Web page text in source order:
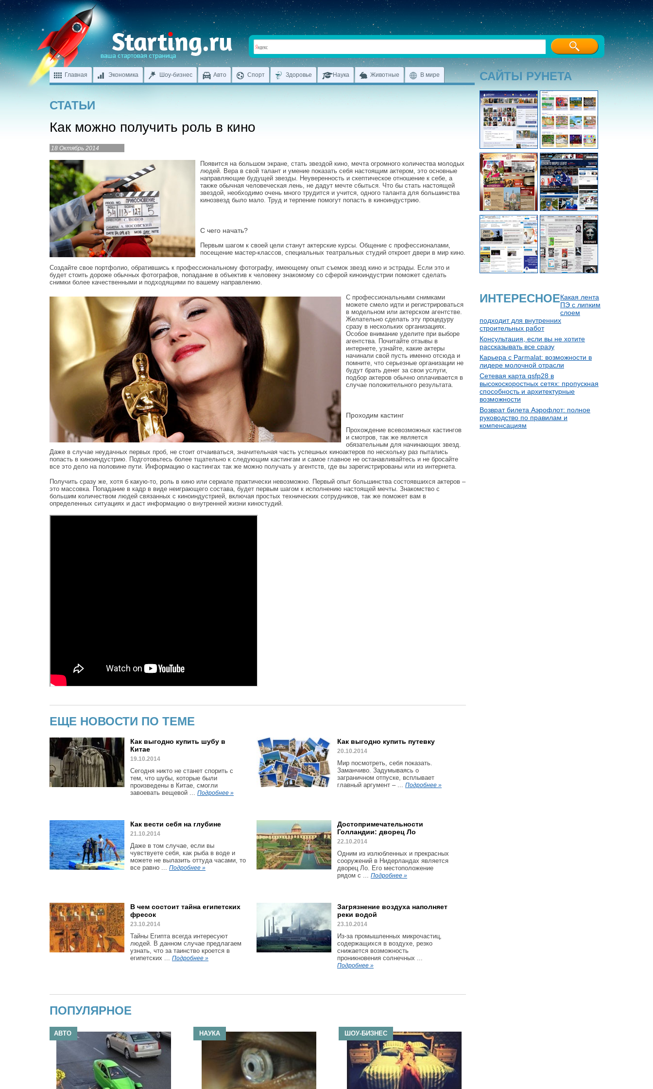
Главная Экономика Шоу-бизнес Авто Спорт Здоровье Наука Животные В мире
СТАТЬИ
Как можно получить роль в кино
18 Октябрь 2014
Появится на большом экране, стать звездой кино, мечта огромного количества молодых
людей. Вера в свой талант и умение показать себя настоящим актером, это основные
направляющие будущей звезды. Неуверенность и скептическое отношение к себе, а
также обычная человеческая лень, не дадут мечте сбыться. Что бы стать настоящей
звездой, необходимо очень много трудится и учится, одного таланта для большинства
кинозвезд было мало. Труд и терпение помогут попасть в киноиндустрию.
С чего начать?
Первым шагом к своей цели станут актерские курсы. Общение с профессионалами,
посещение мастер-классов, специальных театральных студий откроет двери в мир кино.
Создайте свое портфолио, обратившись к профессиональному фотографу, имеющему опыт съемок звезд кино и эстрады. Если это и
будет стоить дороже обычных фотографов, попадание в объектив к человеку знакомому со сферой киноиндустрии поможет сделать
снимки более качественными и подходящими по вашему направлению.
С профессиональными снимками
можете смело идти и регистрироваться
в модельном или актерском агентстве.
Желательно сделать эту процедуру
сразу в нескольких организациях.
Особое внимание уделите при выборе
агентства. Почитайте отзывы в
интернете, узнайте, какие актеры
начинали свой пусть именно отсюда и
помните, что серьезные организации не
будут брать денег за свои услуги,
подбор актеров обычно оплачивается в
случае положительного результата.
Проходим кастинг
Прохождение всевозможных кастингов
и смотров, так же является
обязательным для начинающих звезд.
Даже в случае неудачных первых проб, не стоит отчаиваться, значительная часть успешных киноактеров по нескольку раз пытались
попасть в киноиндустрию. Подготовьтесь более тщательно к следующим кастингам и самое главное не останавливайтесь и не бросайте
все это дело на половине пути. Информацию о кастингах так же можно получать у агентств, где вы зарегистрированы или из интернета.
Получить сразу же, хотя б какую-то, роль в кино или сериале практически невозможно. Первый опыт большинства состоявшихся актеров –
это массовка. Попадание в кадр в виде неиграющего состава, будет первым шагом к исполнению настоящей мечты. Знакомство с
большим количеством людей связанных с киноиндустрией, включая простых технических сотрудников, так же поможет вам в
определенных ситуациях и даст информацию о внутренней жизни киностудий.
ЕЩЕ НОВОСТИ ПО ТЕМЕ
Как выгодно купить шубу в
Китае
19.10.2014
Сегодня никто не станет спорить с
тем, что шубы, которые были
произведены в Китае, смогли
завоевать вещевой ... Подробнее »
Как выгодно купить путевку
20.10.2014
Мир посмотреть, себя показать.
Заманчиво. Задумываясь о
заграничном отпуске, всплывает
главный аргумент – ... Подробнее »
Как вести себя на глубине
21.10.2014
Даже в том случае, если вы
чувствуете себя, как рыба в воде и
можете не вылазить оттуда часами, то
все равно ... Подробнее »
Достопримечательности
Голландии: дворец Ло
22.10.2014
Одним из излюбленных и прекрасных
сооружений в Нидерландах является
дворец Ло. Его местоположение
рядом с ... Подробнее »
В чем состоит тайна египетских
фресок
23.10.2014
Тайны Египта всегда интересуют
людей. В данном случае предлагаем
узнать, что за таинство кроется в
египетских ... Подробнее »
Загрязнение воздуха наполняет
реки водой
23.10.2014
Из-за промышленных микрочастиц,
содержащихся в воздухе, резко
снижается возможность
проникновения солнечных ...
Подробнее »
ПОПУЛЯРНОЕ
АВТО НАУКА ШОУ-БИЗНЕС
САЙТЫ РУНЕТА
ИНТЕРЕСНОЕКакая лента
ПЭ с липким
слоем
подходит для внутренних
строительных работ
Консультация, если вы не хотите
рассказывать все сразу
Карьера с Parmalat: возможности в
лидере молочной отрасли
Сетевая карта qsfp28 в
высокоскоростных сетях: пропускная
способность и архитектурные
возможности
Возврат билета Аэрофлот: полное
руководство по правилам и
компенсациям